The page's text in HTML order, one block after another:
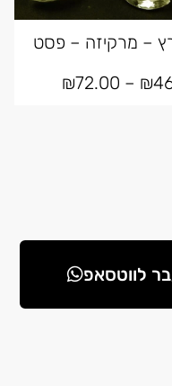
– מרקיזה – פסט
₪
–
₪72.00
לווטסאפ